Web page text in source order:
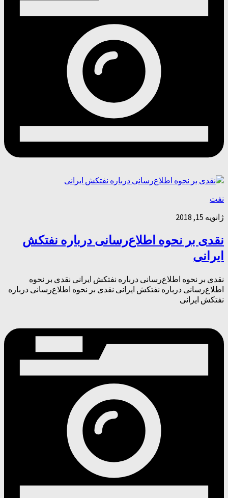
نفت
ژانویه 15, 2018
نقدی بر نحوه‌ اطلاع‌رسانی درباره نفتکش
ایرانی
نقدی بر نحوه‌ اطلاع‌رسانی درباره نفتکش ایرانی نقدی بر نحوه‌
اطلاع‌رسانی درباره نفتکش ایرانی نقدی بر نحوه‌ اطلاع‌رسانی درباره
نفتکش ایرانی